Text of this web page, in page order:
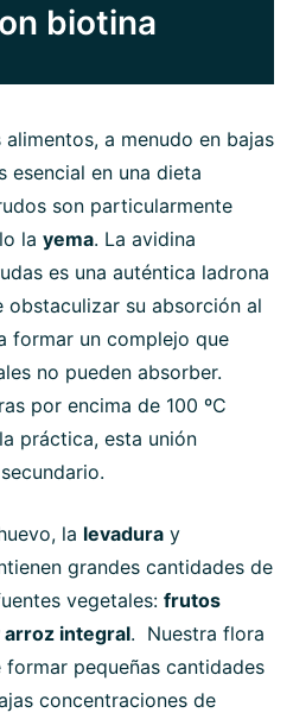
biotina
a menudo en bajas
esencial en una dieta
son particularmente
la yema. La avidina
es una auténtica ladrona
obstaculizar su absorción al
formar un complejo que
no pueden absorber.
por encima de 100 ºC
práctica, esta unión
la levadura y
grandes cantidades de
vegetales: frutos
arroz integral. Nuestra flora
pequeñas cantidades
concentraciones de